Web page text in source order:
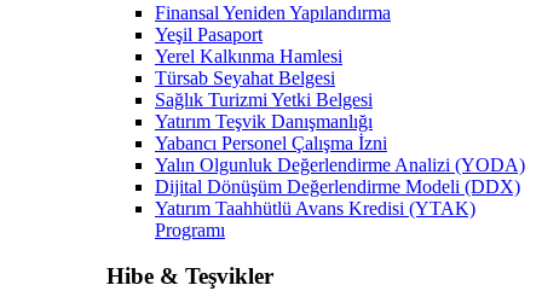
Finansal Yeniden Yapılandırma
Yeşil Pasaport
Yerel Kalkınma Hamlesi
Türsab Seyahat Belgesi
Sağlık Turizmi Yetki Belgesi
Yatırım Teşvik Danışmanlığı
Yabancı Personel Çalışma İzni
Yalın Olgunluk Değerlendirme Analizi (YODA)
Dijital Dönüşüm Değerlendirme Modeli (DDX)
Yatırım Taahhütlü Avans Kredisi (YTAK)
Programı
Hibe & Teşvikler